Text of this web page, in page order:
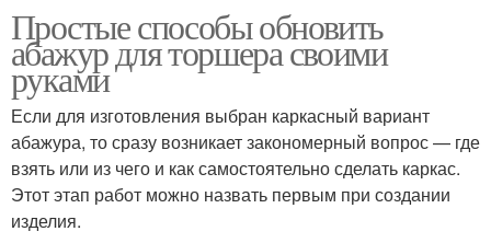
Простые способы обновить
абажур для торшера своими
руками
Если для изготовления выбран каркасный вариант
абажура, то сразу возникает закономерный вопрос — где
взять или из чего и как самостоятельно сделать каркас.
Этот этап работ можно назвать первым при создании
изделия.